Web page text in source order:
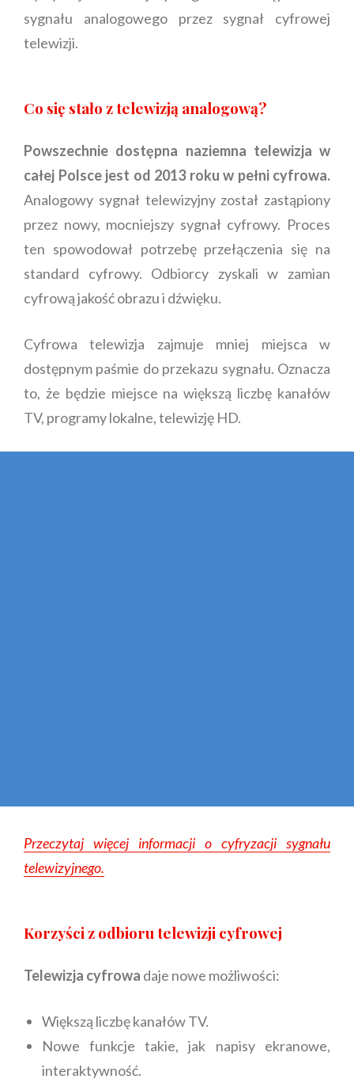
sygnału analogowego przez sygnał cyfrowej
telewizji.
Co się stało z telewizją analogową?
Powszechnie dostępna naziemna telewizja w
całej Polsce jest od 2013 roku w pełni cyfrowa.
Analogowy sygnał telewizyjny został zastąpiony
przez nowy, mocniejszy sygnał cyfrowy. Proces
ten spowodował potrzebę przełączenia się na
standard cyfrowy. Odbiorcy zyskali w zamian
cyfrową jakość obrazu i dźwięku.
Cyfrowa telewizja zajmuje mniej miejsca w
dostępnym paśmie do przekazu sygnału. Oznacza
to, że będzie miejsce na większą liczbę kanałów
TV, programy lokalne, telewizję HD.
Przeczytaj więcej informacji o cyfryzacji sygnału
telewizyjnego.
Korzyści z odbioru telewizji cyfrowej
Telewizja cyfrowa daje nowe możliwości:
Większą liczbę kanałów TV.
Nowe funkcje takie, jak napisy ekranowe,
interaktywność.